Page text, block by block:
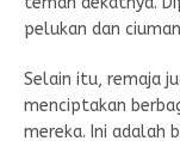
pelukan dan
Selain itu, remaja
menciptakan
mereka. Ini adalah